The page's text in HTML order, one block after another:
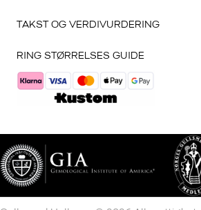
TAKST OG VERDIVURDERING
RING STØRRELSES GUIDE